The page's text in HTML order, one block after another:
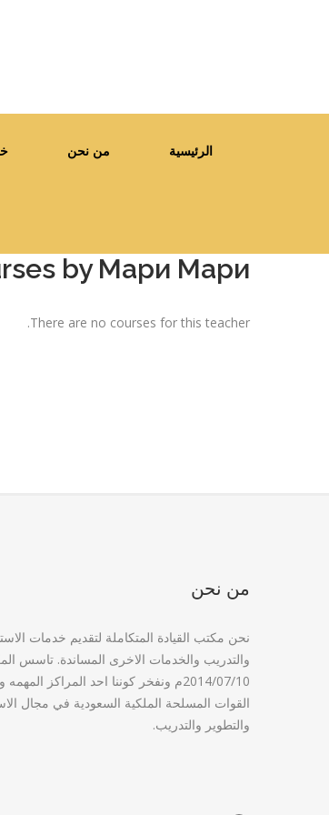
الرئيسية من نحن
by Мари Мари
There are no courses for this teacher.
من نحن
نحن مكتب القيادة المتكاملة لتقديم خدمات
والتدريب والخدمات الاخرى المساندة. تاسس
2014/07/10م ونفخر كوننا احد المراكز
القوات المسلحة الملكية السعودية في مجال
والتطوير والتدريب.